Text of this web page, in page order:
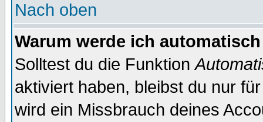
Nach oben
Warum werde ich
Solltest du die Funktion
aktiviert haben, bleibst du nur
wird ein Missbrauch deines